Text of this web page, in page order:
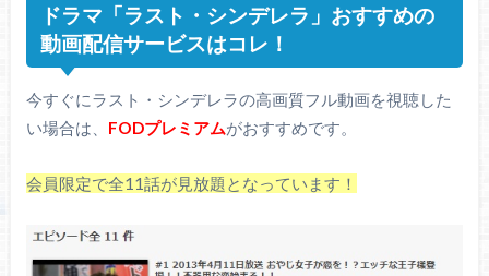
ドラマ「ラスト・シンデレラ」おすすめの
動画配信サービスはコレ！
今すぐにラスト・シンデレラの高画質フル動画を視聴した
い場合は、 FODプレミアムがおすすめです。
会員限定で全11話が見放題となっています！